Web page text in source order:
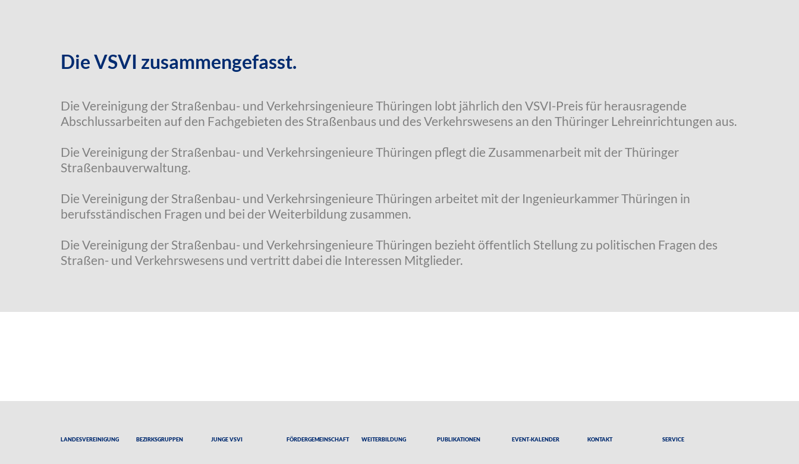
Die VSVI zusammengefasst.
Die Vereinigung der Straßenbau- und Verkehrsingenieure Thüringen lobt jährlich den VSVI-Preis für herausragende
Abschlussarbeiten auf den Fachgebieten des Straßenbaus und des Verkehrswesens an den Thüringer Lehreinrichtungen aus.
Die Vereinigung der Straßenbau- und Verkehrsingenieure Thüringen pflegt die Zusammenarbeit mit der Thüringer
Straßenbauverwaltung.
Die Vereinigung der Straßenbau- und Verkehrsingenieure Thüringen arbeitet mit der Ingenieurkammer Thüringen in
berufsständischen Fragen und bei der Weiterbildung zusammen.
Die Vereinigung der Straßenbau- und Verkehrsingenieure Thüringen bezieht öffentlich Stellung zu politischen Fragen des
Straßen- und Verkehrswesens und vertritt dabei die Interessen Mitglieder.
Landesvereinigung Bezirksgruppen Junge VSVI Fördergemeinschaft Weiterbildung Publikationen Event-Kalender Kontakt Service